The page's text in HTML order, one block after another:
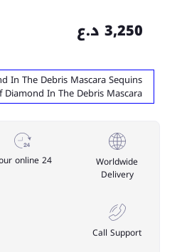
3,250 د.ع
In The Debris Mascara Sequins
Diamond In The Debris Mascara
Worldwide
Delivery
24 hour online
Call Support